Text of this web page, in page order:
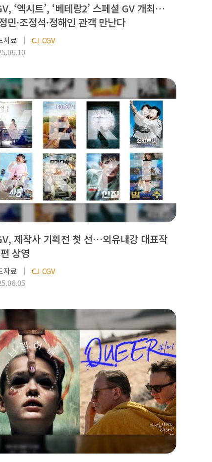
‘엑시트’, ‘베테랑2’ 스페셜 GV 개최…
민·조정석·정해인 관객 만난다
자료
CJ CGV
제작사 기획전 첫 선…외유내강 대표작
상영
자료
CJ CGV